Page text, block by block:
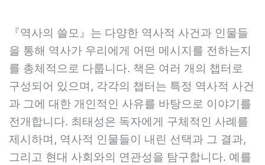
『역사의 쓸모』는 다양한 역사적 사건과 인물들
을 통해 역사가 우리에게 어떤 메시지를 전하는지
를 총체적으로 다룹니다. 책은 여러 개의 챕터로
구성되어 있으며, 각각의 챕터는 특정 역사적 사건
과 그에 대한 개인적인 사유를 바탕으로 이야기를
전개합니다. 최태성은 독자에게 구체적인 사례를
제시하며, 역사적 인물들이 내린 선택과 그 결과,
그리고 현대 사회와의 연관성을 탐구합니다. 예를